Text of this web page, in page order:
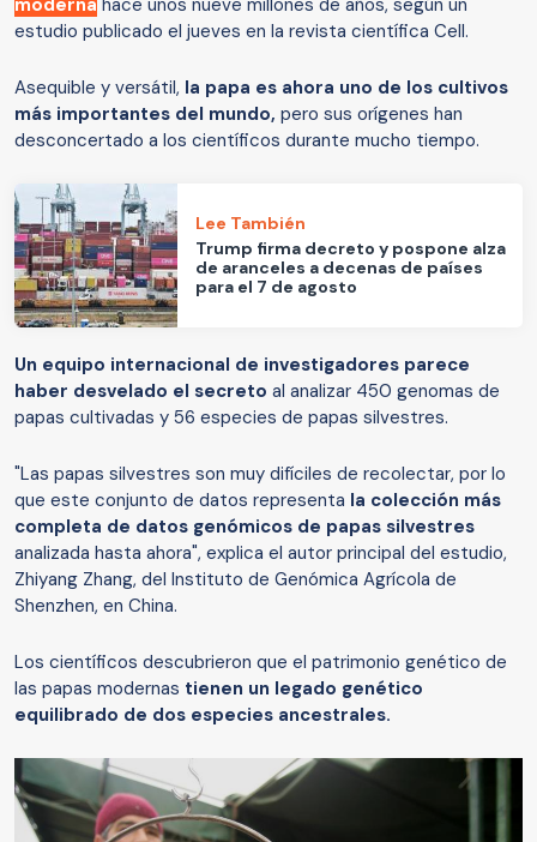
estudio publicado el jueves en la revista científica Cell.
Asequible y versátil, la papa es ahora uno de los cultivos
más importantes del mundo, pero sus orígenes han
desconcertado a los científicos durante mucho tiempo.
Lee También
Trump firma decreto y pospone alza
de aranceles a decenas de países
para el 7 de agosto
Un equipo internacional de investigadores parece
haber desvelado el secreto al analizar 450 genomas de
papas cultivadas y 56 especies de papas silvestres.
"Las papas silvestres son muy difíciles de recolectar, por lo
que este conjunto de datos representa la colección más
completa de datos genómicos de papas silvestres
analizada hasta ahora", explica el autor principal del estudio,
Zhiyang Zhang, del Instituto de Genómica Agrícola de
Shenzhen, en China.
Los científicos descubrieron que el patrimonio genético de
las papas modernas tienen un legado genético
equilibrado de dos especies ancestrales.